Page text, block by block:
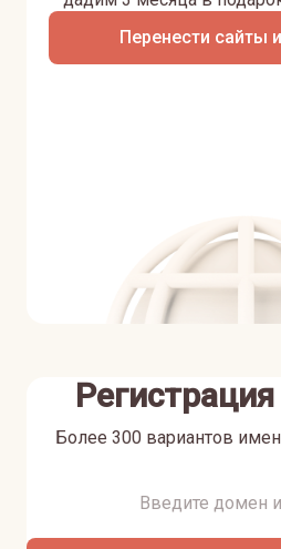
Перенести сайты
Более 300 вариантов